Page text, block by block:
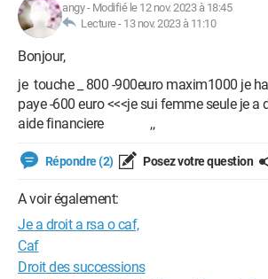
angy- Modifié le 12 nov. 2023 à 18:45
Lecture - 13 nov. 2023 à 11:10
Bonjour,
je touche _ 800 -900euro maxim1000 je
paye -600 euro <<<je sui femme seule je a
aide financiere ,,
Répondre (2) Posez votre question
A voir également:
Je a droit a rsa o caf,
Caf
Droit des successions